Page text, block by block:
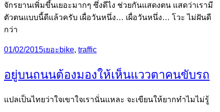
จักรยานเพิ่มขึ้นเยอะมากๆ ซึ่งดีไง ช่วยกันแสดงตน แสดว่าเรามี
ตัวตนแบบนี้ดีแล้วครับ เผื่อวันหนึ่ง… เผื่อวันหนึ่ง… โวะ ไม่ฝันดี
กว่า
Posted
01/02/2015Categories
เยอะTags
bike, traffic
อยู่บนถนนต้องมองให้เห็นแววตาคนขับรถ
แปลเป็นไทยว่าใจเขาใจเรานั่นแหละ จะเขียนให้ยากทำไมไม่รู้